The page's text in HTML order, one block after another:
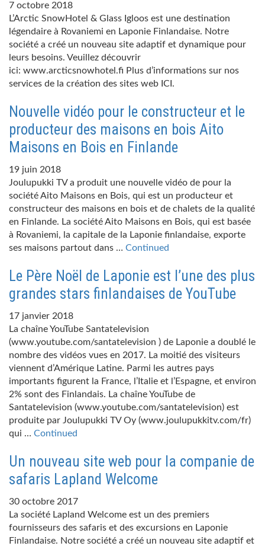
7 octobre 2018
L’Arctic SnowHotel & Glass Igloos est une destination
légendaire à Rovaniemi en Laponie Finlandaise. Notre
société a créé un nouveau site adaptif et dynamique pour
leurs besoins. Veuillez découvrir
ici: www.arcticsnowhotel.fi Plus d’informations sur nos
services de la création des sites web ICI.
Nouvelle vidéo pour le constructeur et le
producteur des maisons en bois Aito
Maisons en Bois en Finlande
19 juin 2018
Joulupukki TV a produit une nouvelle vidéo de pour la
société Aito Maisons en Bois, qui est un producteur et
constructeur des maisons en bois et de chalets de la qualité
en Finlande. La société Aito Maisons en Bois, qui est basée
à Rovaniemi, la capitale de la Laponie finlandaise, exporte
ses maisons partout dans … Continued
Le Père Noël de Laponie est l’une des plus
grandes stars finlandaises de YouTube
17 janvier 2018
La chaîne YouTube Santatelevision
(www.youtube.com/santatelevision ) de Laponie a doublé le
nombre des vidéos vues en 2017. La moitié des visiteurs
viennent d’Amérique Latine. Parmi les autres pays
importants figurent la France, l’Italie et l’Espagne, et environ
2% sont des Finlandais. La chaîne YouTube de
Santatelevision (www.youtube.com/santatelevision) est
produite par Joulupukki TV Oy (www.joulupukkitv.com/fr)
qui … Continued
Un nouveau site web pour la companie de
safaris Lapland Welcome
30 octobre 2017
La société Lapland Welcome est un des premiers
fournisseurs des safaris et des excursions en Laponie
Finlandaise. Notre société a créé un nouveau site adaptif et